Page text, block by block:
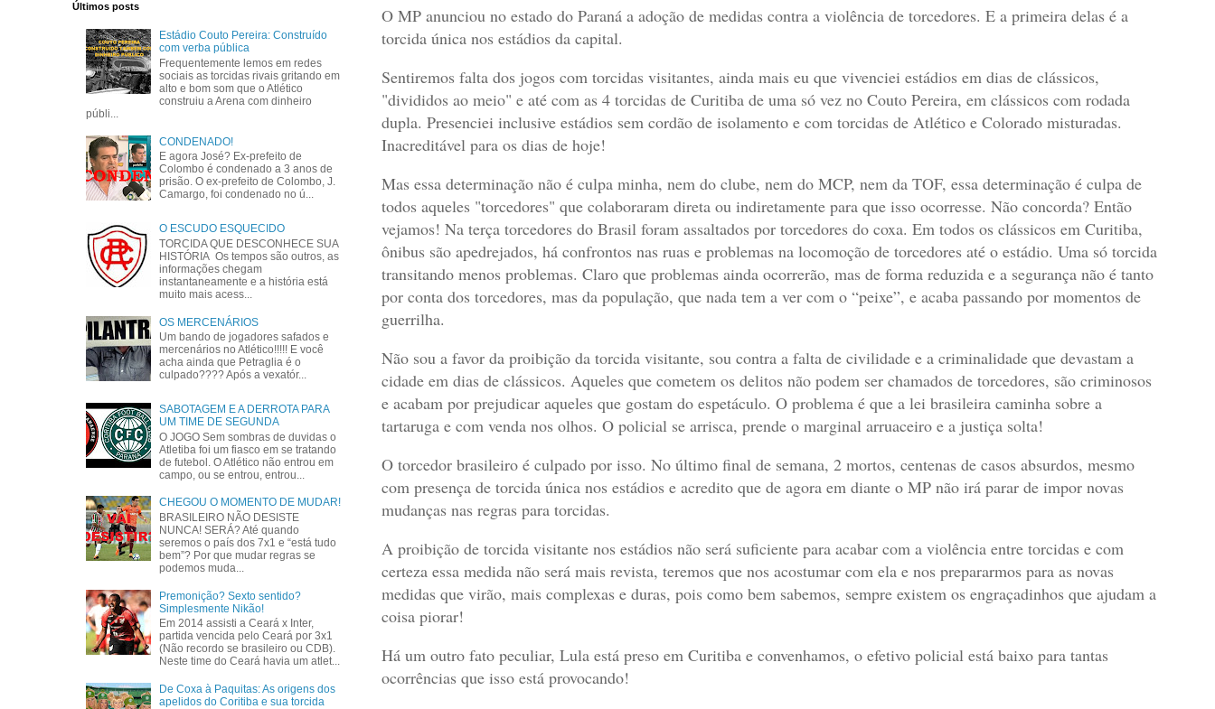
O MP anunciou no estado do Paraná a adoção de medidas contra a violência de torcedores. E a primeira delas é a
torcida única nos estádios da capital.
Sentiremos falta dos jogos com torcidas visitantes, ainda mais eu que vivenciei estádios em dias de clássicos,
"divididos ao meio" e até com as 4 torcidas de Curitiba de uma só vez no Couto Pereira, em clássicos com rodada
dupla. Presenciei inclusive estádios sem cordão de isolamento e com torcidas de Atlético e Colorado misturadas.
Inacreditável para os dias de hoje!
Mas essa determinação não é culpa minha, nem do clube, nem do MCP, nem da TOF, essa determinação é culpa de
todos aqueles "torcedores" que colaboraram direta ou indiretamente para que isso ocorresse. Não concorda? Então
vejamos! Na terça torcedores do Brasil foram assaltados por torcedores do coxa. Em todos os clássicos em Curitiba,
ônibus são apedrejados, há confrontos nas ruas e problemas na locomoção de torcedores até o estádio. Uma só torcida
transitando menos problemas. Claro que problemas ainda ocorrerão, mas de forma reduzida e a segurança não é tanto
por conta dos torcedores, mas da população, que nada tem a ver com o “peixe”, e acaba passando por momentos de
guerrilha.
Não sou a favor da proibição da torcida visitante, sou contra a falta de civilidade e a criminalidade que devastam a
cidade em dias de clássicos. Aqueles que cometem os delitos não podem ser chamados de torcedores, são criminosos
e acabam por prejudicar aqueles que gostam do espetáculo. O problema é que a lei brasileira caminha sobre a
tartaruga e com venda nos olhos. O policial se arrisca, prende o marginal arruaceiro e a justiça solta!
O torcedor brasileiro é culpado por isso. No último final de semana, 2 mortos, centenas de casos absurdos, mesmo
com presença de torcida única nos estádios e acredito que de agora em diante o MP não irá parar de impor novas
mudanças nas regras para torcidas.
A proibição de torcida visitante nos estádios não será suficiente para acabar com a violência entre torcidas e com
certeza essa medida não será mais revista, teremos que nos acostumar com ela e nos prepararmos para as novas
medidas que virão, mais complexas e duras, pois como bem sabemos, sempre existem os engraçadinhos que ajudam a
coisa piorar!
Há um outro fato peculiar, Lula está preso em Curitiba e convenhamos, o efetivo policial está baixo para tantas
ocorrências que isso está provocando!
Últimos posts
Estádio Couto Pereira: Construído
com verba pública
Frequentemente lemos em redes
sociais as torcidas rivais gritando em
alto e bom som que o Atlético
construiu a Arena com dinheiro
públi...
CONDENADO!
E agora José? Ex-prefeito de
Colombo é condenado a 3 anos de
prisão. O ex-prefeito de Colombo, J.
Camargo, foi condenado no ú...
O ESCUDO ESQUECIDO
TORCIDA QUE DESCONHECE SUA
HISTÓRIA Os tempos são outros, as
informações chegam
instantaneamente e a história está
muito mais acess...
OS MERCENÁRIOS
Um bando de jogadores safados e
mercenários no Atlético!!!!! E você
acha ainda que Petraglia é o
culpado???? Após a vexatór...
SABOTAGEM E A DERROTA PARA
UM TIME DE SEGUNDA
O JOGO Sem sombras de duvidas o
Atletiba foi um fiasco em se tratando
de futebol. O Atlético não entrou em
campo, ou se entrou, entrou...
CHEGOU O MOMENTO DE MUDAR!
BRASILEIRO NÃO DESISTE
NUNCA! SERÁ? Até quando
seremos o país dos 7x1 e “está tudo
bem”? Por que mudar regras se
podemos muda...
Premonição? Sexto sentido?
Simplesmente Nikão!
Em 2014 assisti a Ceará x Inter,
partida vencida pelo Ceará por 3x1
(Não recordo se brasileiro ou CDB).
Neste time do Ceará havia um atlet...
De Coxa à Paquitas: As origens dos
apelidos do Coritiba e sua torcida